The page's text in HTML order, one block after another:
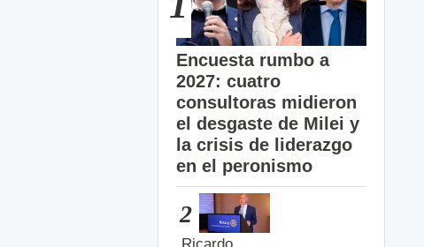
Encuesta rumbo a
2027: cuatro
consultoras midieron
el desgaste de Milei y
la crisis de liderazgo
en el peronismo
2